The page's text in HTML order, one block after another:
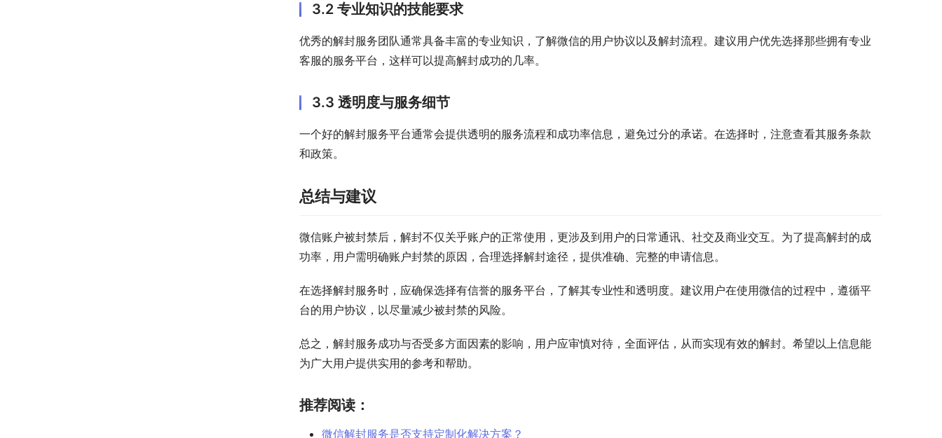
3.2 专业知识的技能要求
优秀的解封服务团队通常具备丰富的专业知识，了解微信的用户协议以及解封流程。建议用户优先选择那些拥有专业
客服的服务平台，这样可以提高解封成功的几率。
3.3 透明度与服务细节
一个好的解封服务平台通常会提供透明的服务流程和成功率信息，避免过分的承诺。在选择时，注意查看其服务条款
和政策。
总结与建议
微信账户被封禁后，解封不仅关乎账户的正常使用，更涉及到用户的日常通讯、社交及商业交互。为了提高解封的成
功率，用户需明确账户封禁的原因，合理选择解封途径，提供准确、完整的申请信息。
在选择解封服务时，应确保选择有信誉的服务平台，了解其专业性和透明度。建议用户在使用微信的过程中，遵循平
台的用户协议，以尽量减少被封禁的风险。
总之，解封服务成功与否受多方面因素的影响，用户应审慎对待，全面评估，从而实现有效的解封。希望以上信息能
为广大用户提供实用的参考和帮助。
推荐阅读：
微信解封服务是否支持定制化解决方案？